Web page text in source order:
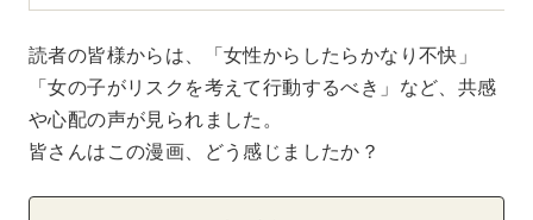
読者の皆様からは、「女性からしたらかなり不快」
「女の子がリスクを考えて行動するべき」など、共感
や心配の声が見られました。
皆さんはこの漫画、どう感じましたか？